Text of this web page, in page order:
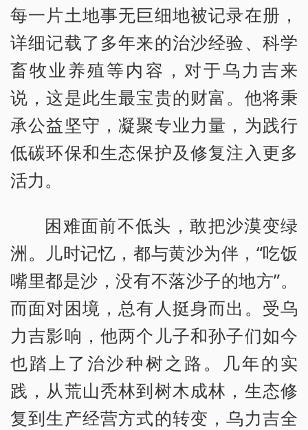
每一片土地事无巨细地被记录在册，
详细记载了多年来的治沙经验、科学
畜牧业养殖等内容，对于乌力吉来
说，这是此生最宝贵的财富。他将秉
承公益坚守，凝聚专业力量，为践行
低碳环保和生态保护及修复注入更多
活力。
困难面前不低头，敢把沙漠变绿
洲。儿时记忆，都与黄沙为伴，“吃饭
嘴里都是沙，没有不落沙子的地方”。
而面对困境，总有人挺身而出。受乌
力吉影响，他两个儿子和孙子们如今
也踏上了治沙种树之路。几年的实
践，从荒山秃林到树木成林，生态修
复到生产经营方式的转变，乌力吉全